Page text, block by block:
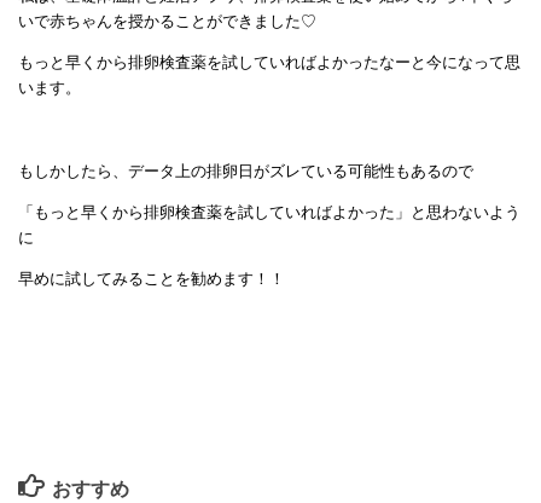
いで赤ちゃんを授かることができました♡
もっと早くから排卵検査薬を試していればよかったなーと今になって思
います。
もしかしたら、データ上の排卵日がズレている可能性もあるので
「もっと早くから排卵検査薬を試していればよかった」と思わないよう
に
早めに試してみることを勧めます！！
おすすめ